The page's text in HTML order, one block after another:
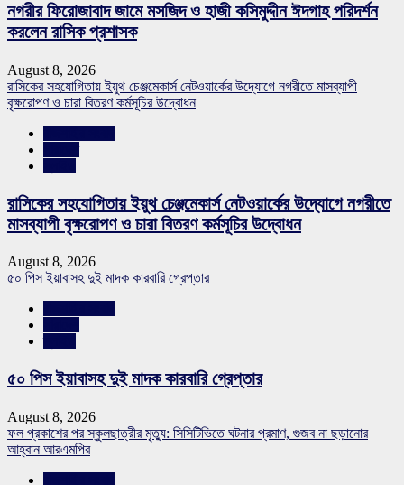
নগরীর ফিরোজাবাদ জামে মসজিদ ও হাজী কসিমুদ্দীন ঈদগাহ পরিদর্শন
করলেন রাসিক প্রশাসক
August 8, 2026
রাসিকের সহযোগিতায় ইয়ুথ চেঞ্জমেকার্স নেটওয়ার্কের উদ্যোগে নগরীতে মাসব্যাপী
বৃক্ষরোপণ ও চারা বিতরণ কর্মসূচির উদ্বোধন
রাসিকের সহযোগিতায় ইয়ুথ চেঞ্জমেকার্স নেটওয়ার্কের উদ্যোগে নগরীতে
মাসব্যাপী বৃক্ষরোপণ ও চারা বিতরণ কর্মসূচির উদ্বোধন
August 8, 2026
৫০ পিস ইয়াবাসহ দুই মাদক কারবারি গ্রেপ্তার
৫০ পিস ইয়াবাসহ দুই মাদক কারবারি গ্রেপ্তার
August 8, 2026
ফল প্রকাশের পর স্কুলছাত্রীর মৃত্যু: সিসিটিভিতে ঘটনার প্রমাণ, গুজব না ছড়ানোর
আহ্বান আরএমপির